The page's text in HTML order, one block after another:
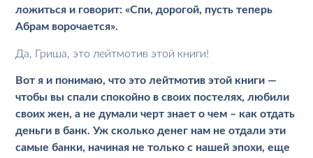
ложиться и говорит: «Спи, дорогой, пусть теперь
Абрам ворочается».
Да, Гриша, это лейтмотив этой книги!
Вот я и понимаю, что это лейтмотив этой книги —
чтобы вы спали спокойно в своих постелях, любили
своих жен, а не думали черт знает о чем – как отдать
деньги в банк. Уж сколько денег нам не отдали эти
самые банки, начиная не только с нашей эпохи, еще